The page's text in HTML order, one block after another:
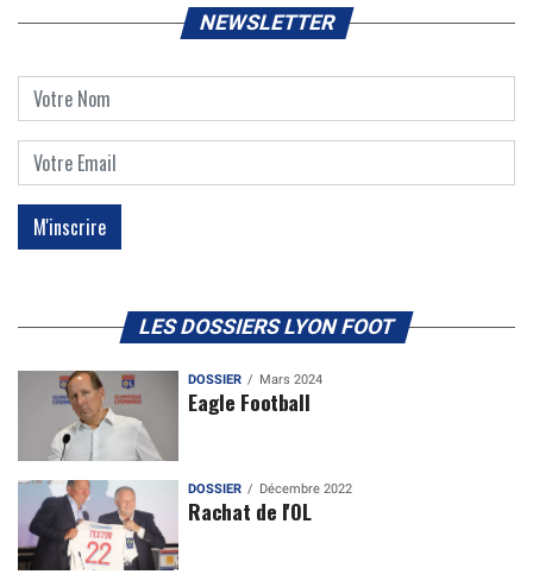
NEWSLETTER
LES DOSSIERS LYON FOOT
DOSSIER Mars 2024
Eagle Football
DOSSIER Décembre 2022
Rachat de l'OL